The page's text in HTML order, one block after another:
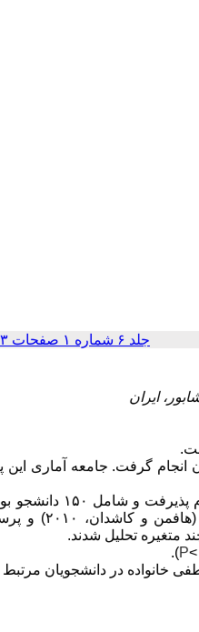
جلد ۶ شماره ۱ صفحات ۶۳-۴۹
انجام گرفت. جامعه آماری
روش این پژوهش، توصیفی از نوع همبستگی بود. نمونه پژوهش با روش
پژوهش شامل سه پرسشنامه جو عاطفی خانواده (هیل برن، ۱۹۶۴)،
P
).
خانواده در دانشجویان